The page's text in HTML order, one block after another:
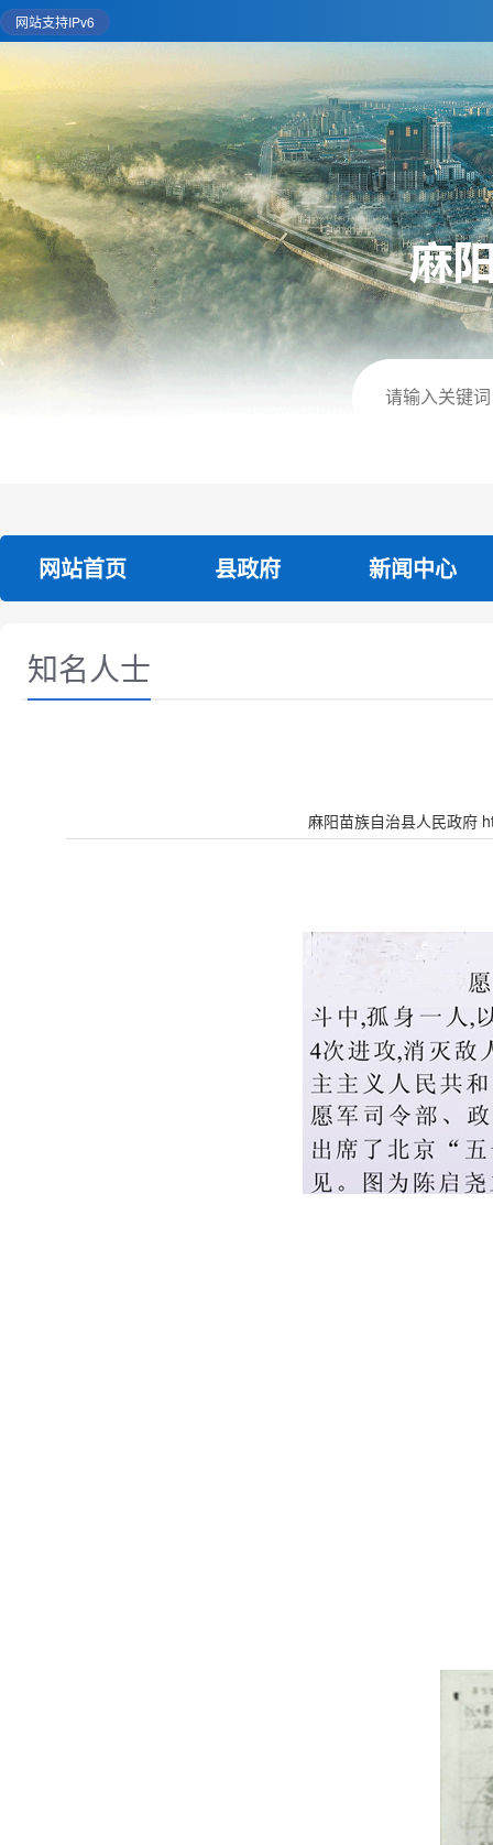
网站支持IPv6
网站首页 县政府 新闻中心
知名人士
麻阳苗族自治县人民政府